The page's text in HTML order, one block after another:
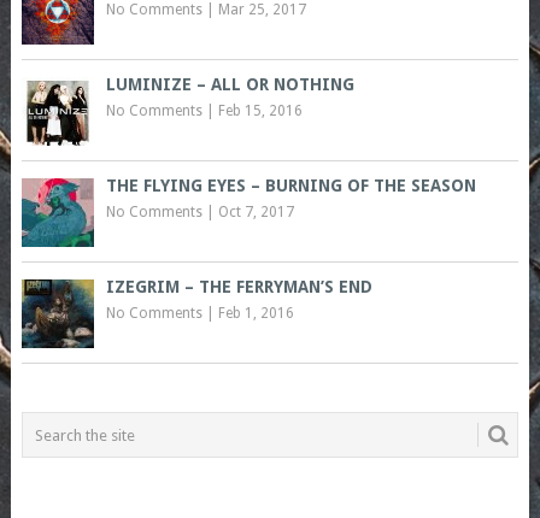
No Comments| Mar 25, 2017
LUMINIZE – ALL OR NOTHING
No Comments| Feb 15, 2016
THE FLYING EYES – BURNING OF THE SEASON
No Comments| Oct 7, 2017
IZEGRIM – THE FERRYMAN’S END
No Comments| Feb 1, 2016